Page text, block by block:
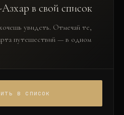
в свой список
увидеть. Отмечай те,
путешествий — в одном
в список